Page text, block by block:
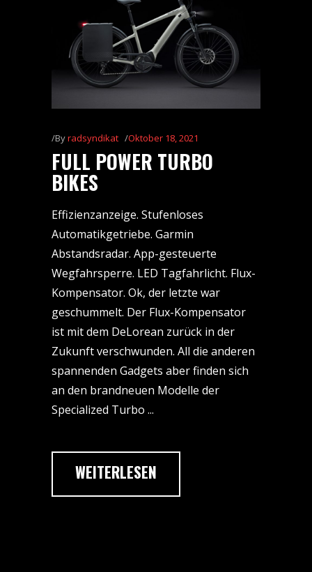
Byradsyndikat Oktober 18, 2021
FULL POWER TURBO
BIKES
Effizienzanzeige. Stufenloses
Automatikgetriebe. Garmin
Abstandsradar. App-gesteuerte
Wegfahrsperre. LED Tagfahrlicht. Flux-
Kompensator. Ok, der letzte war
geschummelt. Der Flux-Kompensator
ist mit dem DeLorean zurück in der
Zukunft verschwunden. All die anderen
spannenden Gadgets aber finden sich
an den brandneuen Modelle der
Specialized Turbo
WEITERLESEN